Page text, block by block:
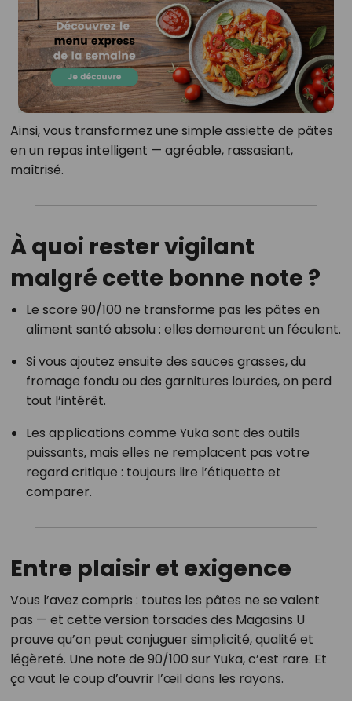
Ainsi, vous transformez une simple assiette de pâtes
en un repas intelligent — agréable, rassasiant,
maîtrisé.
À quoi rester vigilant
malgré cette bonne note ?
Le score 90/100 ne transforme pas les pâtes en
aliment santé absolu : elles demeurent un féculent.
Si vous ajoutez ensuite des sauces grasses, du
fromage fondu ou des garnitures lourdes, on perd
tout l’intérêt.
Les applications comme Yuka sont des outils
puissants, mais elles ne remplacent pas votre
regard critique : toujours lire l’étiquette et
comparer.
Entre plaisir et exigence
Vous l’avez compris : toutes les pâtes ne se valent
pas — et cette version torsades des Magasins U
prouve qu’on peut conjuguer simplicité, qualité et
légèreté. Une note de 90/100 sur Yuka, c’est rare. Et
ça vaut le coup d’ouvrir l’œil dans les rayons.